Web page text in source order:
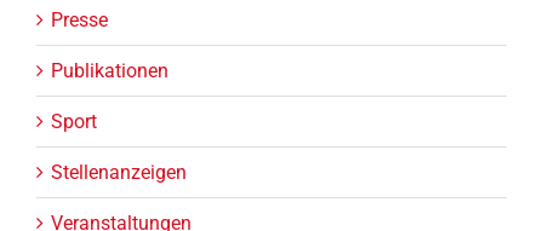
Presse
Publikationen
Sport
Stellenanzeigen
Veranstaltungen